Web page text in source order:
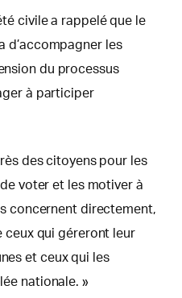
civile a rappelé que le
d’accompagner les
du processus
à participer
des citoyens pour les
voter et les motiver à
concernent directement,
ceux qui géreront leur
et ceux qui les
nationale. »